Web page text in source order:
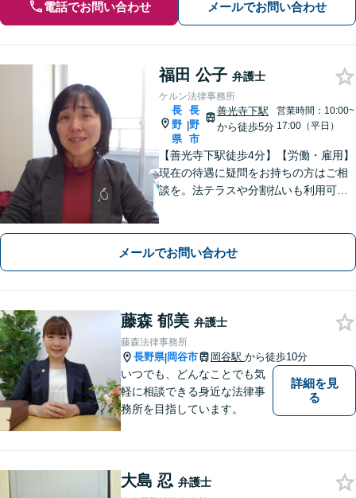
電話でお問い合わせ メールでお問い合わせ
福田 公子 弁護士
ケルン法律事務所
長
野
県
|
長
野
市
善光寺下駅
から徒歩5分
営業時間：10:00~
17:00（平日）
【善光寺下駅徒歩4分】【労働・雇用】
現在の待遇に疑問をお持ちの方はご相
談を。法テラスや分割払いも利用可
メールでお問い合わせ
藤森 郁美 弁護士
藤森法律事務所
長野県|岡谷市 岡谷駅 から徒歩10分
いつでも、どんなことでも気
軽に相談できる身近な法律事
務所を目指しています。
詳細を見
る
大島 忍 弁護士